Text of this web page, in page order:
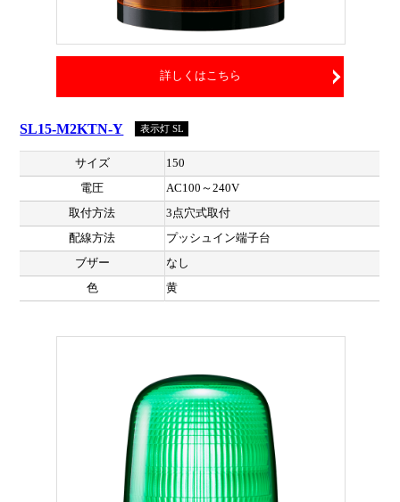
詳しくはこちら
SL15-M2KTN-Y 表示灯 SL
サイズ
150
電圧
AC100～240V
取付方法
3点穴式取付
配線方法
プッシュイン端子台
ブザー
なし
色
黄